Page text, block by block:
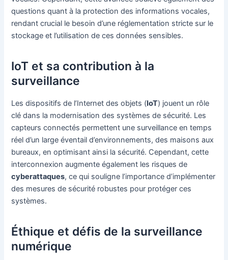
questions quant à la protection des informations vocales,
rendant crucial le besoin d’une réglementation stricte sur le
stockage et l’utilisation de ces données sensibles.
IoT et sa contribution à la
surveillance
Les dispositifs de l’Internet des objets (IoT) jouent un rôle
clé dans la modernisation des systèmes de sécurité. Les
capteurs connectés permettent une surveillance en temps
réel d’un large éventail d’environnements, des maisons aux
bureaux, en optimisant ainsi la sécurité. Cependant, cette
interconnexion augmente également les risques de
cyberattaques, ce qui souligne l’importance d’implémenter
des mesures de sécurité robustes pour protéger ces
systèmes.
Éthique et défis de la surveillance
numérique